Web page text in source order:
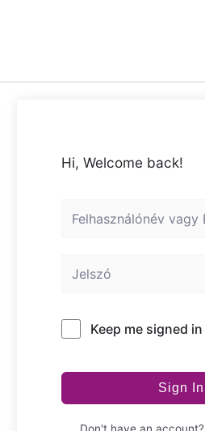
Hi, Welcome back!
Keep me signed in
Sign In
Don't have an account?